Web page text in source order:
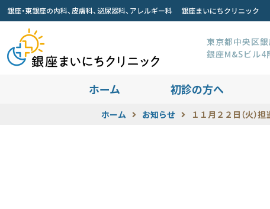
銀座・東銀座の内科、皮膚科、泌尿器科、アレルギー科 銀座まいにちクリニック
東京都中央区
銀座M&Sビル4
ホーム 初診の方へ
ホーム お知らせ １１月２２日（火）